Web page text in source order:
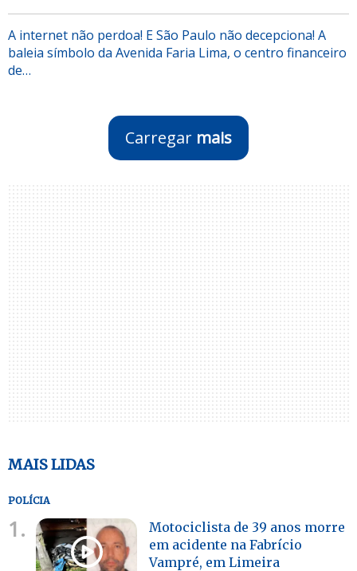
A internet não perdoa! E São Paulo não decepciona! A
baleia símbolo da Avenida Faria Lima, o centro financeiro
de…
Carregar mais
MAIS LIDAS
POLÍCIA
1.
Motociclista de 39 anos morre
em acidente na Fabrício
Vampré, em Limeira